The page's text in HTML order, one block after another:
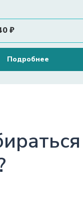
₽
Подробнее